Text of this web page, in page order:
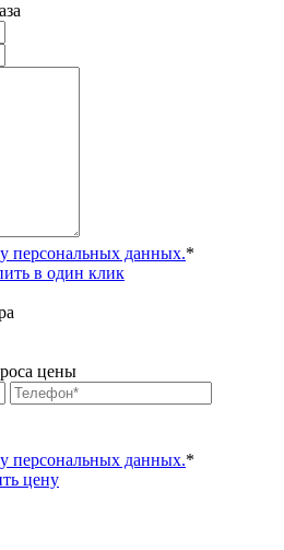
персональных данных.*
в один клик
цены
персональных данных.*
цену